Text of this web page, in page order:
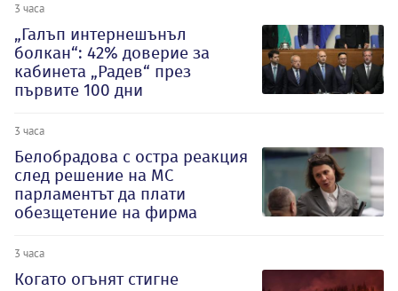
3 часа
„Галъп интернешънъл
болкан“: 42% доверие за
кабинета „Радев“ през
първите 100 дни
3 часа
Белобрадова с остра реакция
след решение на МС
парламентът да плати
обезщетение на фирма
3 часа
Когато огънят стигне